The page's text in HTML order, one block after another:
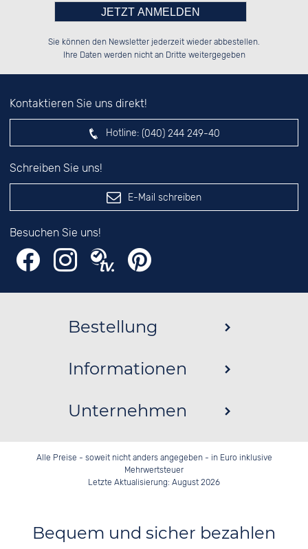
░░░░██░░██░░░░░░░░████░░██░░██░░
░░████░░██████░░░░░░██░░██████░░
░░░░██░░░░░░██░░░░░░██░░██░░██░░
Bitte tragen Sie die Zahl in
das nebenstehende Feld ein.
Sie können den Newsletter jederzeit wieder abbestellen.
Ihre Daten werden nicht an Dritte weitergegeben
Kontaktieren Sie uns direkt!
Hotline: (040) 244 249-40
Schreiben Sie uns!
E-Mail schreiben
Besuchen Sie uns!
Bestellung
Informationen
Unternehmen
Alle Preise - soweit nicht anders angegeben - in Euro inklusive
Mehrwertsteuer
Letzte Aktualisierung: August 2026
Bequem und sicher bezahlen